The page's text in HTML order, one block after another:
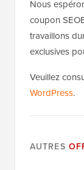
Nous
coupon
travaillons
exclusives
Veuillez
WordPress.
AUTRES